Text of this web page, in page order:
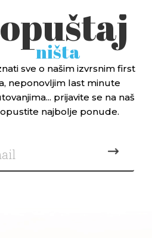
ništa
sve o našim izvrsnim first
neponovljim last minute
prijavite se na naš
najbolje ponude.